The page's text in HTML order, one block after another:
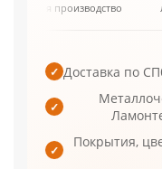
р./м² цена от
✓ Доставка по
✓
✓
Покрытия,